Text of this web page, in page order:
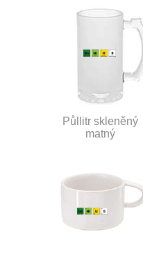
Půllitr skleněný
matný